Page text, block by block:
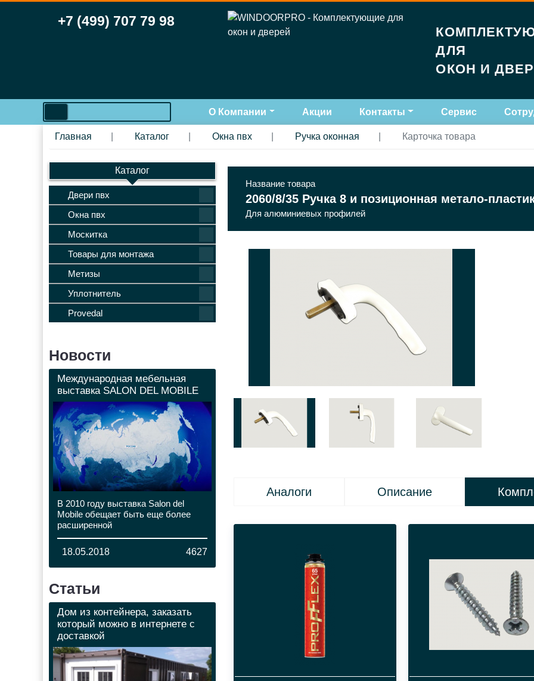
+7 (499) 707 79 98
ДЛЯ
ОКОН И
О Компании Акции Контакты Сервис
Главная Каталог Окна пвх Ручка оконная Карточка товара
Каталог
Двери пвх
Окна пвх
Москитка
Товары для монтажа
Метизы
Уплотнитель
Provedal
Новости
Международная мебельная
выставка SALON DEL MOBILE
В 2010 году выставка Salon del
Mobile обещает быть еще более
расширенной
18.05.2018 4627
Статьи
Дом из контейнера, заказать
который можно в интернете с
доставкой
Название товара
2060/8/35 Ручка 8 и позиционная метало-
Для алюминиевых профилей
Аналоги Описание